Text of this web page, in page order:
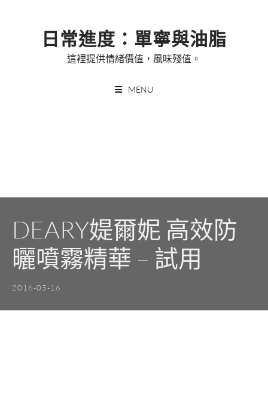
日常進度：單寧與油脂
這裡提供情緒價值，風味殘值。
MENU
DEARY媞爾妮 高效防
曬噴霧精華 – 試用
2016-05-16